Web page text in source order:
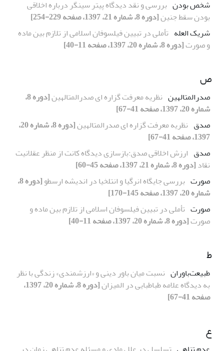
شخص بودن بررسی و نقد دیدگاه پیتر سینگر درباره اخلاقی
بودن سقط جنین[دوره 8، شماره 21، 1397، صفحه 229-254]
شریک العله تأملی در تبیین فیلسوفان اسلامی از تلازم بین ماده
و صورت[دوره 8، شماره 20، 1397، صفحه 11-40]
ص
صدرالمتالهین نظریه معرفت گزاره ای صدرالمتالهین
[دوره 8،
شماره 20، 1397، صفحه 41-67]
صدق نظریه معرفت گزاره ای صدرالمتالهین
[دوره 8، شماره 20،
1397، صفحه 41-67]
صدق ارزش اخلاقی صدق:بازسازی دیدگاه کانت از منظر عقلانیت
نقاد[دوره 8، شماره 21، 1397، صفحه 45-60]
صورت بررسی جایگاه انرگیا و انتلخیا در اندیشه ارسطو
[دوره 8،
شماره 20، 1397، صفحه 145-170]
صورت تأملی در تبیین فیلسوفان اسلامی از تلازم بین ماده و
صورت[دوره 8، شماره 20، 1397، صفحه 11-40]
ط
طبیعت‌باوران نسبت میان باور دینی و «ارزشمندی» زندگی با نظر
به دیدگاه علامه طباطبایی در المیزان
[دوره 8، شماره 20، 1397،
صفحه 41-67]
ع